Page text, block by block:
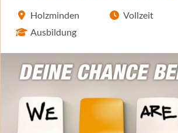
Holzminden
Ausbildung
Vollzeit